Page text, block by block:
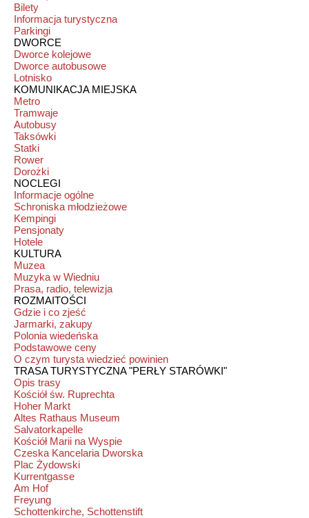
Bilety
Informacja turystyczna
Parkingi
DWORCE
Dworce kolejowe
Dworce autobusowe
Lotnisko
KOMUNIKACJA MIEJSKA
Metro
Tramwaje
Autobusy
Taksówki
Statki
Rower
Dorożki
NOCLEGI
Informacje ogólne
Schroniska młodzieżowe
Kempingi
Pensjonaty
Hotele
KULTURA
Muzea
Muzyka w Wiedniu
Prasa, radio, telewizja
ROZMAITOŚCI
Gdzie i co zjeść
Jarmarki, zakupy
Polonia wiedeńska
Podstawowe ceny
O czym turysta wiedzieć powinien
TRASA TURYSTYCZNA "PERŁY STARÓWKI"
Opis trasy
Kościół św. Ruprechta
Hoher Markt
Altes Rathaus Museum
Salvatorkapelle
Kościół Marii na Wyspie
Czeska Kancelaria Dworska
Plac Żydowski
Kurrentgasse
Am Hof
Freyung
Schottenkirche, Schottenstift